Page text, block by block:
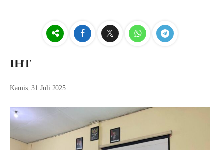
Editorial
Prestasi
Ekskul
Galeri
GTK
Login
Login Web
IHT
Kamis, 31 Juli 2025